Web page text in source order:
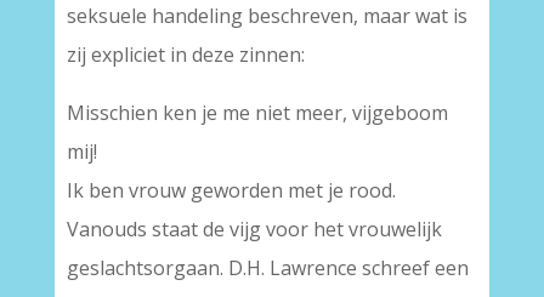
seksuele handeling beschreven, maar wat is
zij expliciet in deze zinnen:
Misschien ken je me niet meer, vijgeboom
mij!
Ik ben vrouw geworden met je rood.
Vanouds staat de vijg voor het vrouwelijk
geslachtsorgaan. D.H. Lawrence schreef een